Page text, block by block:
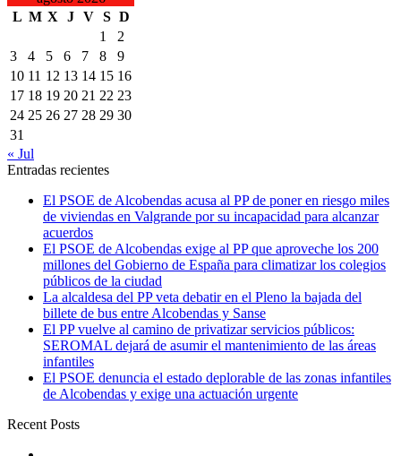
L M X J V S D
1
2
3
4 5 6 7 8
9
10 11 12 13 14 15 16
17 18 19 20 21 22 23
24 25 26 27 28 29 30
31
« Jul
Entradas recientes
El PSOE de Alcobendas acusa al PP de poner en riesgo miles
de viviendas en Valgrande por su incapacidad para alcanzar
acuerdos
El PSOE de Alcobendas exige al PP que aproveche los 200
millones del Gobierno de España para climatizar los colegios
públicos de la ciudad
La alcaldesa del PP veta debatir en el Pleno la bajada del
billete de bus entre Alcobendas y Sanse
El PP vuelve al camino de privatizar servicios públicos:
SEROMAL dejará de asumir el mantenimiento de las áreas
infantiles
El PSOE denuncia el estado deplorable de las zonas infantiles
de Alcobendas y exige una actuación urgente
Recent Posts